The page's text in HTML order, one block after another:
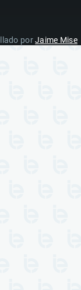
porJaime Mise